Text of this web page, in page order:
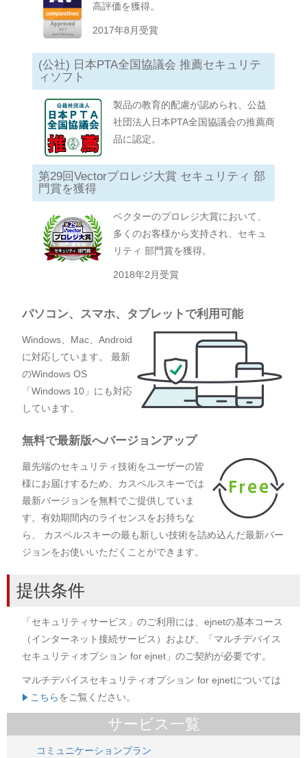
高評価を獲得。
2017年8月受賞
(公社) 日本PTA全国協議会 推薦セキュリテ
ィソフト
製品の教育的配慮が認められ、公益
社団法人日本PTA全国協議会の推薦商
品に認定。
第29回Vectorプロレジ大賞 セキュリティ 部
門賞を獲得
ベクターのプロレジ大賞において、
多くのお客様から支持され、セキュ
リティ 部門賞を獲得。
2018年2月受賞
パソコン、スマホ、タブレットで利用可能
Windows、Mac、Android
に対応しています。 最新
のWindows OS
「Windows 10」にも対応
しています。
無料で最新版へバージョンアップ
最先端のセキュリティ技術をユーザーの皆
様にお届けするため、カスペルスキーでは
最新バージョンを無料でご提供していま
す。有効期間内のライセンスをお持ちな
ら、 カスペルスキーの最も新しい技術を詰め込んだ最新バー
ジョンをお使いいただくことができます。
提供条件
「セキュリティサービス」のご利用には、ejnetの基本コース
（インターネット接続サービス）および、「マルチデバイス
セキュリティオプション for ejnet」のご契約が必要です。
マルチデバイスセキュリティオプション for ejnetについては
こちらをご覧ください。
サービス一覧
コミュニケーションプラン